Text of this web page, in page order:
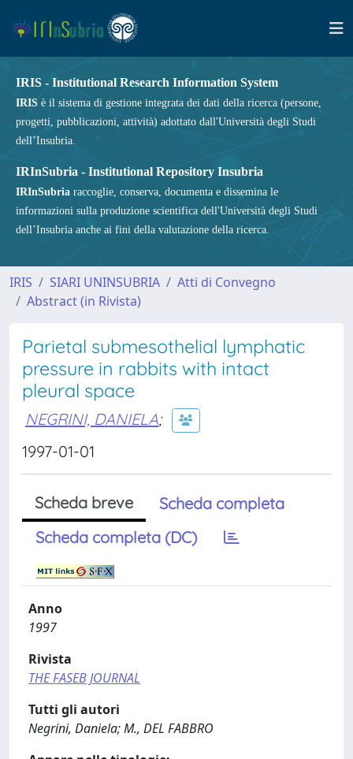
IRIS - Institutional Research Information System
IRIS è il sistema di gestione integrata dei dati della ricerca (persone,
progetti, pubblicazioni, attività) adottato dall'Università degli Studi
dell’Insubria.
IRInSubria - Institutional Repository Insubria
IRInSubria raccoglie, conserva, documenta e dissemina le
informazioni sulla produzione scientifica dell'Università degli Studi
dell’Insubria anche ai fini della valutazione della ricerca.
IRIS SIARI UNINSUBRIA
Atti di Convegno
Abstract (in Rivista)
Parietal submesothelial lymphatic
pressure in rabbits with intact
pleural space
NEGRINI, DANIELA;
1997-01-01
Scheda breve
Scheda completa
Scheda completa (DC)
Anno
1997
Rivista
THE FASEB JOURNAL
Tutti gli autori
Negrini, Daniela; M., DEL FABBRO